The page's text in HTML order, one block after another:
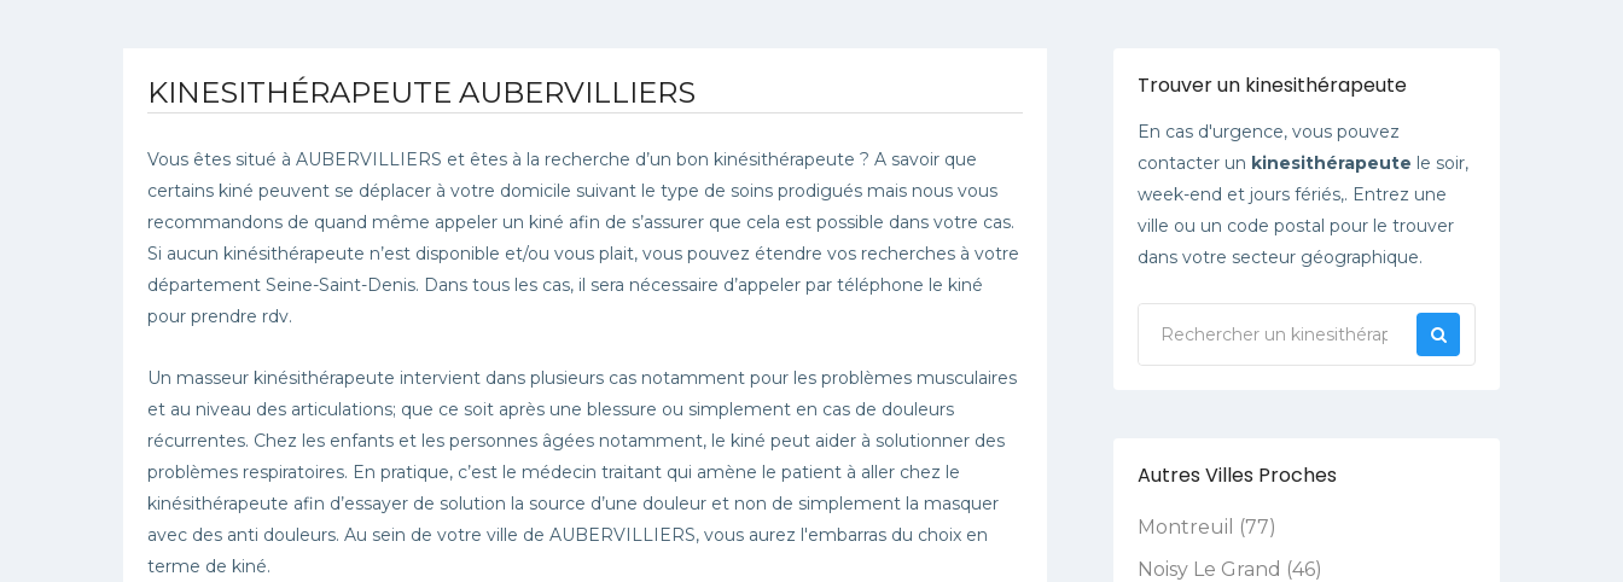
KINESITHÉRAPEUTE AUBERVILLIERS
Vous êtes situé à AUBERVILLIERS et êtes à la recherche d’un bon kinésithérapeute ? A savoir que
certains kiné peuvent se déplacer à votre domicile suivant le type de soins prodigués mais nous vous
recommandons de quand même appeler un kiné afin de s’assurer que cela est possible dans votre cas.
Si aucun kinésithérapeute n’est disponible et/ou vous plait, vous pouvez étendre vos recherches à votre
département Seine-Saint-Denis. Dans tous les cas, il sera nécessaire d’appeler par téléphone le kiné
pour prendre rdv.
Un masseur kinésithérapeute intervient dans plusieurs cas notamment pour les problèmes musculaires
et au niveau des articulations; que ce soit après une blessure ou simplement en cas de douleurs
récurrentes. Chez les enfants et les personnes âgées notamment, le kiné peut aider à solutionner des
problèmes respiratoires. En pratique, c’est le médecin traitant qui amène le patient à aller chez le
kinésithérapeute afin d’essayer de solution la source d’une douleur et non de simplement la masquer
avec des anti douleurs. Au sein de votre ville de AUBERVILLIERS, vous aurez l'embarras du choix en
terme de kiné.
Trouver un kinesithérapeute
En cas d'urgence, vous pouvez
contacter un kinesithérapeute le soir,
week-end et jours fériés,. Entrez une
ville ou un code postal pour le trouver
dans votre secteur géographique.
Autres Villes Proches
Montreuil (77)
Noisy Le Grand (46)